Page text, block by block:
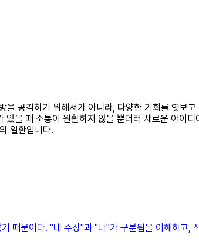
공격하기 위해서가 아니라, 다양한 기회를 엿보
을 때 소통이 원활하지 않을 뿐더러 새로운 아이
일환입니다.
때문이다. "내 주장"과 "나"가 구분됨을 이해하고,